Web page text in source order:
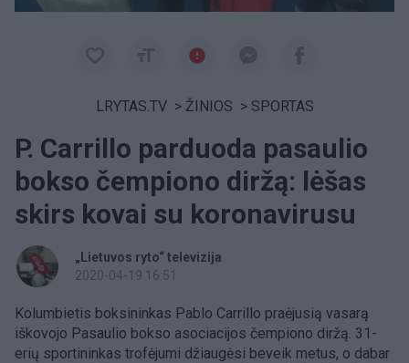
LRYTAS.TV > ŽINIOS > SPORTAS
P. Carrillo parduoda pasaulio
bokso čempiono diržą: lėšas
skirs kovai su koronavirusu
„Lietuvos ryto“ televizija
2020-04-19 16:51
Kolumbietis boksininkas Pablo Carrillo praėjusią vasarą
iškovojo Pasaulio bokso asociacijos čempiono diržą. 31-
erių sportininkas trofėjumi džiaugėsi beveik metus, o dabar